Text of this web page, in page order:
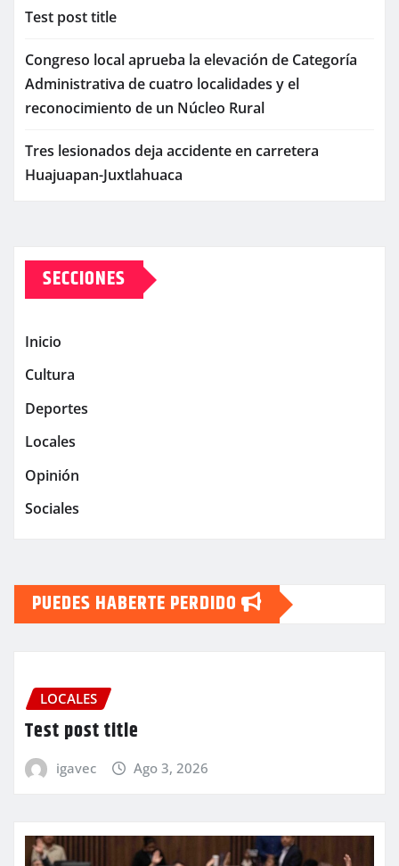
Test post title
Congreso local aprueba la elevación de Categoría
Administrativa de cuatro localidades y el
reconocimiento de un Núcleo Rural
Tres lesionados deja accidente en carretera
Huajuapan-Juxtlahuaca
SECCIONES
Inicio
Cultura
Deportes
Locales
Opinión
Sociales
PUEDES HABERTE PERDIDO
LOCALES
Test post title
igavec Ago 3, 2026